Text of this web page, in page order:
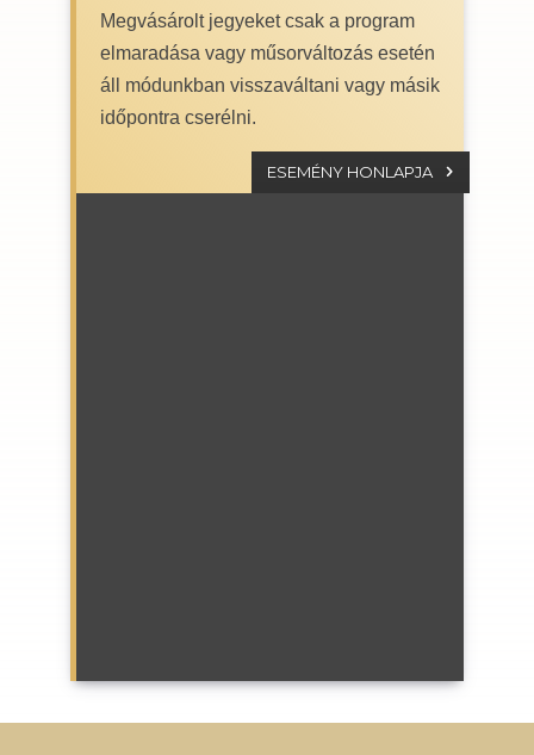
Megvásárolt jegyeket csak a program
elmaradása vagy műsorváltozás esetén
áll módunkban visszaváltani vagy másik
időpontra cserélni.
ESEMÉNY HONLAPJA